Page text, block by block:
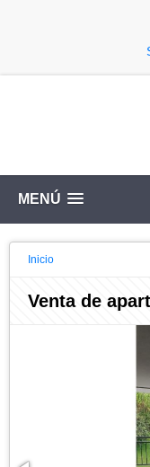
MENÚ
Inicio
Venta de